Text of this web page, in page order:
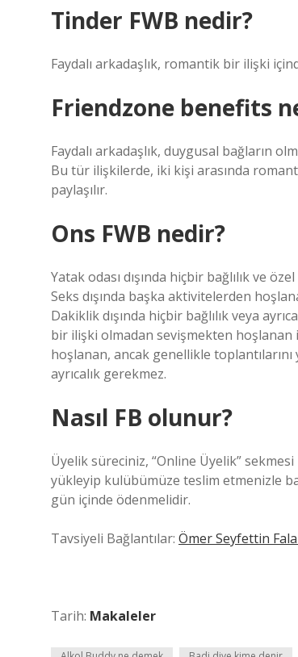
Tinder FWB nedir?
Faydalı arkadaşlık, romantik bir ilişki
Friendzone benefits
Faydalı arkadaşlık, duygusal bağların
Bu tür ilişkilerde, iki kişi arasında
paylaşılır.
Ons FWB nedir?
Yatak odası dışında hiçbir bağlılık ve
Seks dışında başka aktivitelerden
Dakiklik dışında hiçbir bağlılık veya
bir ilişki olmadan sevişmekten hoşlanan
hoşlanan, ancak genellikle toplantılarını
ayrıcalık gerekmez.
Nasıl FB olunur?
Üyelik süreciniz, “Online Üyelik”
yükleyip kulübümüze teslim etmenizle
gün içinde ödenmelidir.
Tavsiyeli Bağlantılar: Ömer Seyfettin
Tarih: Makaleler